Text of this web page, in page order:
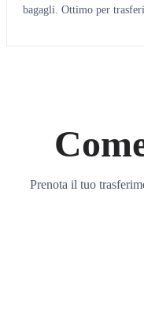
bagagli. Ottimo per
Prenota il tuo